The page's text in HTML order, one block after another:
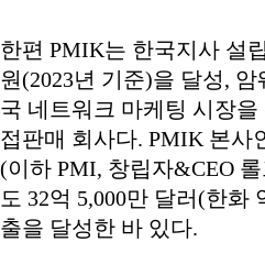
한편 PMIK는 한국지사 설
원(2023년 기준)을 달성,
국 네트워크 마케팅 시장
접판매 회사다. PMIK 본사
(이하 PMI, 창립자&CEO
도 32억 5,000만 달러(한화
출을 달성한 바 있다.